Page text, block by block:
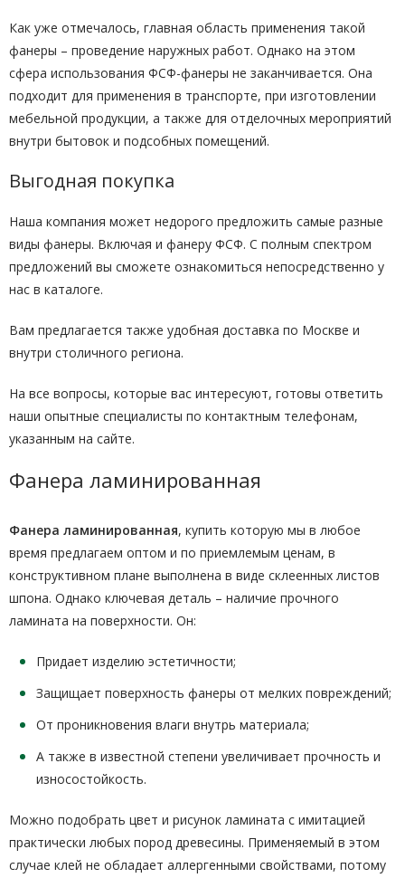
Как уже отмечалось, главная область применения такой
фанеры – проведение наружных работ. Однако на этом
сфера использования ФСФ-фанеры не заканчивается. Она
подходит для применения в транспорте, при изготовлении
мебельной продукции, а также для отделочных мероприятий
внутри бытовок и подсобных помещений.
Выгодная покупка
Наша компания может недорого предложить самые разные
виды фанеры. Включая и фанеру ФСФ. С полным спектром
предложений вы сможете ознакомиться непосредственно у
нас в каталоге.
Вам предлагается также удобная доставка по Москве и
внутри столичного региона.
На все вопросы, которые вас интересуют, готовы ответить
наши опытные специалисты по контактным телефонам,
указанным на сайте.
Фанера ламинированная
Фанера ламинированная, купить которую мы в любое
время предлагаем оптом и по приемлемым ценам, в
конструктивном плане выполнена в виде склеенных листов
шпона. Однако ключевая деталь – наличие прочного
ламината на поверхности. Он:
Придает изделию эстетичности;
Защищает поверхность фанеры от мелких повреждений;
От проникновения влаги внутрь материала;
А также в известной степени увеличивает прочность и
износостойкость.
Можно подобрать цвет и рисунок ламината с имитацией
практически любых пород древесины. Применяемый в этом
случае клей не обладает аллергенными свойствами, потому